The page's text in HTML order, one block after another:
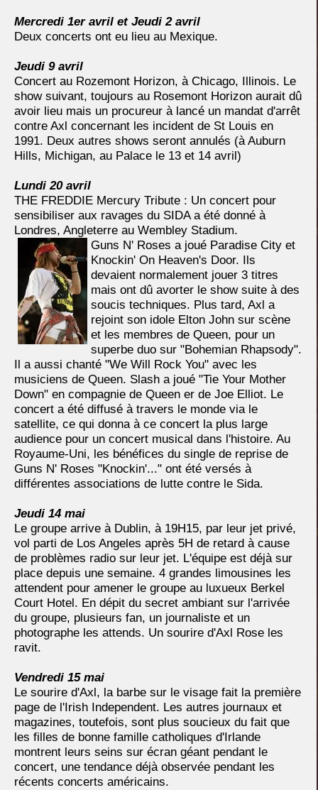
Mercredi 1er avril et Jeudi 2 avril
Deux concerts ont eu lieu au Mexique.
Jeudi 9 avril
Concert au Rozemont Horizon, à Chicago, Illinois. Le
show suivant, toujours au Rosemont Horizon aurait dû
avoir lieu mais un procureur à lancé un mandat d'arrêt
contre Axl concernant les incident de St Louis en
1991. Deux autres shows seront annulés (à Auburn
Hills, Michigan, au Palace le 13 et 14 avril)
Lundi 20 avril
THE FREDDIE Mercury Tribute : Un concert pour
sensibiliser aux ravages du SIDA a été donné à
Londres, Angleterre au Wembley Stadium.
Guns N' Roses a joué Paradise City et
Knockin' On Heaven's Door. Ils
devaient normalement jouer 3 titres
mais ont dû avorter le show suite à des
soucis techniques. Plus tard, Axl a
rejoint son idole Elton John sur scène
et les membres de Queen, pour un
superbe duo sur "Bohemian Rhapsody".
Il a aussi chanté "We Will Rock You" avec les
musiciens de Queen. Slash a joué "Tie Your Mother
Down" en compagnie de Queen er de Joe Elliot. Le
concert a été diffusé à travers le monde via le
satellite, ce qui donna à ce concert la plus large
audience pour un concert musical dans l'histoire. Au
Royaume-Uni, les bénéfices du single de reprise de
Guns N' Roses "Knockin'..." ont été versés à
différentes associations de lutte contre le Sida.
Jeudi 14 mai
Le groupe arrive à Dublin, à 19H15, par leur jet privé,
vol parti de Los Angeles après 5H de retard à cause
de problèmes radio sur leur jet. L'équipe est déjà sur
place depuis une semaine. 4 grandes limousines les
attendent pour amener le groupe au luxueux Berkel
Court Hotel. En dépit du secret ambiant sur l'arrivée
du groupe, plusieurs fan, un journaliste et un
photographe les attends. Un sourire d'Axl Rose les
ravit.
Vendredi 15 mai
Le sourire d'Axl, la barbe sur le visage fait la première
page de l'Irish Independent. Les autres journaux et
magazines, toutefois, sont plus soucieux du fait que
les filles de bonne famille catholiques d'Irlande
montrent leurs seins sur écran géant pendant le
concert, une tendance déjà observée pendant les
récents concerts américains.